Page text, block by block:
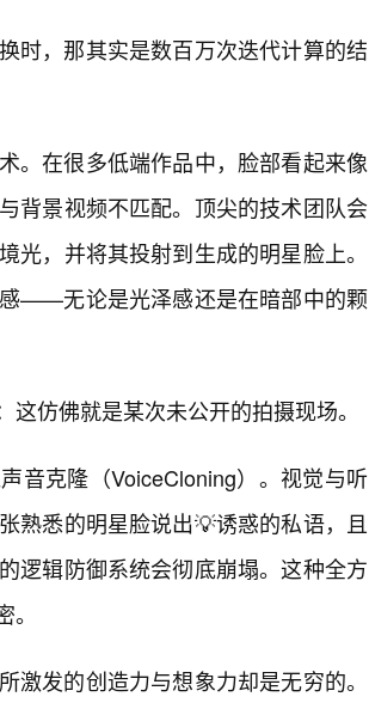
时，那其实是数百万次迭代计算的结
。在很多低端作品中，脸部看起来像
背景视频不匹配。顶尖的技术团队会
，并将其投射到生成的明星脸上。
——无论是光泽感还是在暗部中的颗
仿佛就是某次未公开的拍摄现场。
音克隆（VoiceCloning）。视觉与听
熟悉的明星脸说出💡诱惑的私语，且
逻辑防御系统会彻底崩塌。这种全方
发的创造力与想象力却是无穷的。